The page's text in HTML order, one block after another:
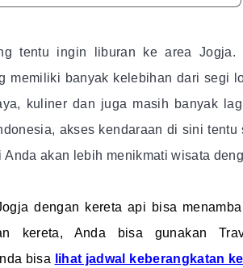
tentu ingin liburan ke area Jogja.
memiliki banyak kelebihan dari segi
kuliner dan juga masih banyak
akses kendaraan di sini tentu
Anda akan lebih menikmati wisata
dengan kereta api bisa
kereta, Anda bisa gunakan
bisa
lihat jadwal keberangkatan